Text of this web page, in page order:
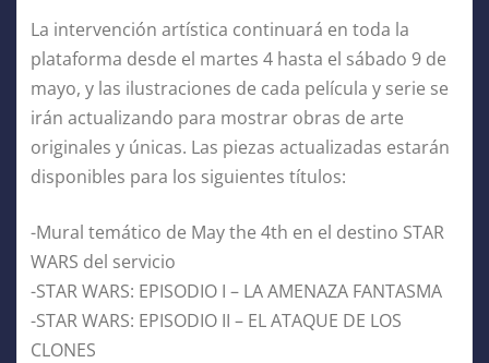
La intervención artística continuará en toda la
plataforma desde el martes 4 hasta el sábado 9 de
mayo, y las ilustraciones de cada película y serie se
irán actualizando para mostrar obras de arte
originales y únicas. Las piezas actualizadas estarán
disponibles para los siguientes títulos:
-Mural temático de May the 4th en el destino STAR
WARS del servicio
-STAR WARS: EPISODIO I – LA AMENAZA FANTASMA
-STAR WARS: EPISODIO II – EL ATAQUE DE LOS
CLONES